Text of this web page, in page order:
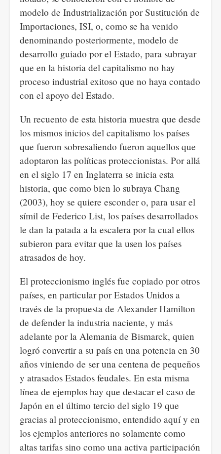
modelo de Industrialización por Sustitución de
Importaciones, ISI, o, como se ha venido
denominando posteriormente, modelo de
desarrollo guiado por el Estado, para subrayar
que en la historia del capitalismo no hay
proceso industrial exitoso que no haya contado
con el apoyo del Estado.
Un recuento de esta historia muestra que desde
los mismos inicios del capitalismo los países
que fueron sobresaliendo fueron aquellos que
adoptaron las políticas proteccionistas. Por allá
en el siglo 17 en Inglaterra se inicia esta
historia, que como bien lo subraya Chang
(2003), hoy se quiere esconder o, para usar el
símil de Federico List, los países desarrollados
le dan la patada a la escalera por la cual ellos
subieron para evitar que la usen los países
atrasados de hoy.
El proteccionismo inglés fue copiado por otros
países, en particular por Estados Unidos a
través de la propuesta de Alexander Hamilton
de defender la industria naciente, y más
adelante por la Alemania de Bismarck, quien
logró convertir a su país en una potencia en 30
años viniendo de ser una centena de pequeños
y atrasados Estados feudales. En esta misma
línea de ejemplos hay que destacar el caso de
Japón en el último tercio del siglo 19 que
gracias al proteccionismo, entendido aquí y en
los ejemplos anteriores no solamente como
altas tarifas sino como una activa participación